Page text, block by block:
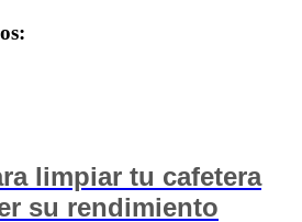
limpiar tu cafetera
su rendimiento